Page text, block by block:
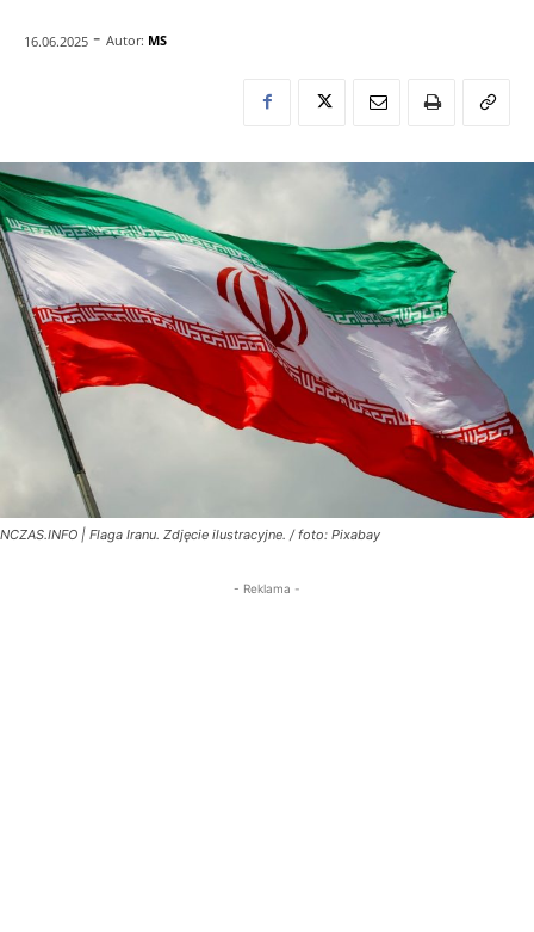
16.06.2025 - Autor: MS
NCZAS.INFO | Flaga Iranu. Zdjęcie ilustracyjne. / foto: Pixabay
- Reklama -